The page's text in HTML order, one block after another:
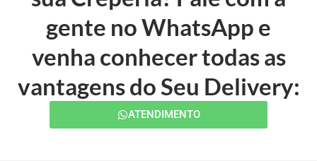
gente no WhatsApp e
venha conhecer todas as
vantagens do Seu Delivery:
ATENDIMENTO